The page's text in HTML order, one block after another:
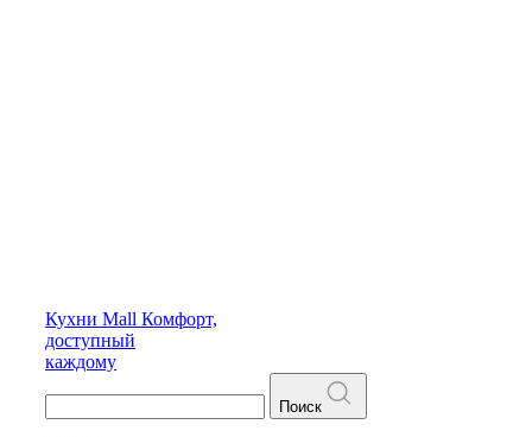
Кухни Mall Комфорт,
доступный
каждому
Поиск